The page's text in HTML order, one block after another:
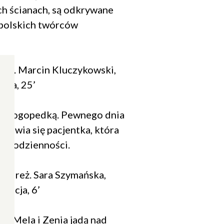
ścianach, są odkrywane
twórców
reż. Marcin Kluczykowski,
25’
logopedką. Pewnego dnia
się pacjentka, która
codzienności.
reż. Sara Szymańska,
6’
Mela i Zenia jadą nad